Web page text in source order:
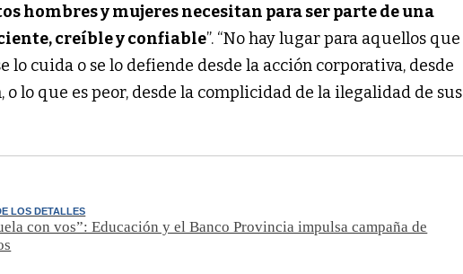
hombres y mujeres necesitan para ser parte de una
creíble y confiable”. “No hay lugar para aquellos que
lo cuida o se lo defiende desde la acción corporativa, desde
o lo que es peor, desde la complicidad de la ilegalidad de sus
LOS DETALLES
con vos”: Educación y el Banco Provincia impulsa campaña de